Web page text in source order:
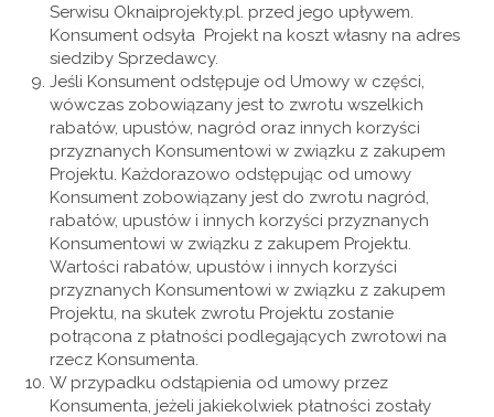
Serwisu Oknaiprojekty.pl. przed jego upływem.
Konsument odsyła Projekt na koszt własny na adres
siedziby Sprzedawcy.
Jeśli Konsument odstępuje od Umowy w części,
wówczas zobowiązany jest to zwrotu wszelkich
rabatów, upustów, nagród oraz innych korzyści
przyznanych Konsumentowi w związku z zakupem
Projektu. Każdorazowo odstępując od umowy
Konsument zobowiązany jest do zwrotu nagród,
rabatów, upustów i innych korzyści przyznanych
Konsumentowi w związku z zakupem Projektu.
Wartości rabatów, upustów i innych korzyści
przyznanych Konsumentowi w związku z zakupem
Projektu, na skutek zwrotu Projektu zostanie
potrącona z płatności podlegających zwrotowi na
rzecz Konsumenta.
W przypadku odstąpienia od umowy przez
Konsumenta, jeżeli jakiekolwiek płatności zostały